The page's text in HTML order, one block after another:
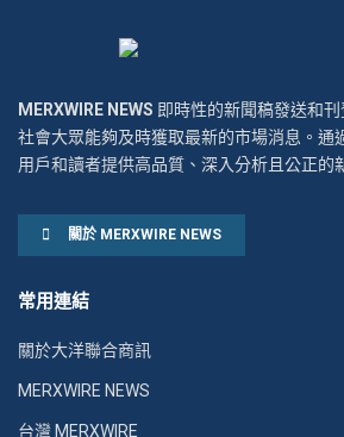
MERXWIRE NEWS 即時性的新聞稿發送和
社會大眾能夠及時獲取最新的市場消息。通
用戶和讀者提供高品質、深入分析且公正的
關於 MERXWIRE NEWS
常用連結
關於大洋聯合商訊
MERXWIRE NEWS
台灣 MERXWIRE